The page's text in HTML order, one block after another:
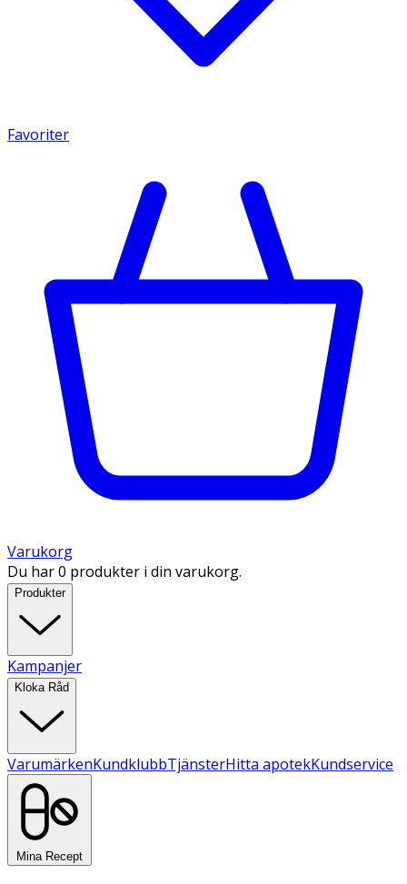
Favoriter
Varukorg
Du har 0 produkter i din varukorg.
Produkter
Kampanjer
Kloka Råd
VarumärkenKundklubbTjänsterHitta apotekKundservice
Mina Recept